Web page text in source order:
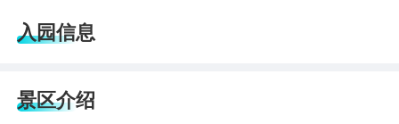
入园信息
景区介绍